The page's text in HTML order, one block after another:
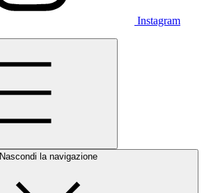
Instagram
Nascondi la navigazione